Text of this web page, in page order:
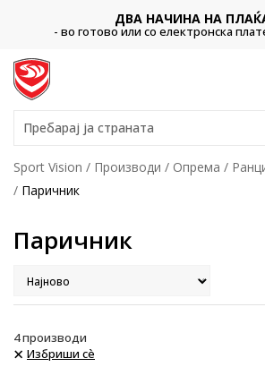
ДВА НАЧИНА НА
- во готово или со електронска
Пребарај ја страната
Sport Vision Производи Опрема
Паричник
Паричник
4производи
Избриши сè